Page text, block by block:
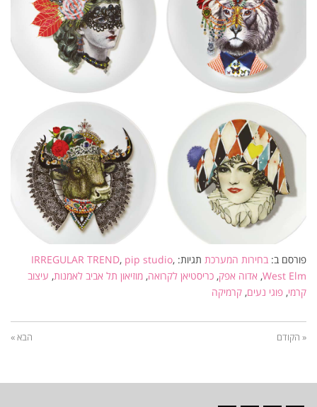
פורסם ב: בחירות המערכת תגיות: IRREGULAR TREND, pip studio,
West Elm
, אדוה אפק, כריסטיאן לקרואה, מוזיאון תל אביב לאמנות, עיצוב
קרמי, פוגי נעים, קרמיקה
« הקודם הבא »